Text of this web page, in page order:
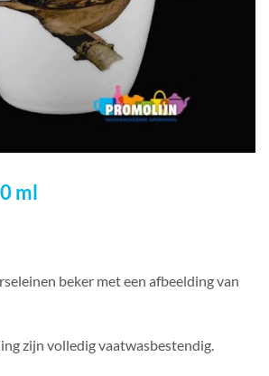
ml
beker met een afbeelding van
zijn volledig vaatwasbestendig.